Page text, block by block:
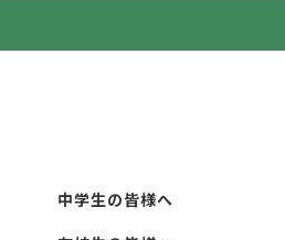
中学生の皆様へ